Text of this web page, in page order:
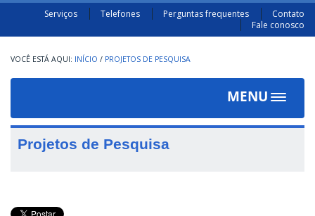
Buscar
Serviços Telefones Perguntas frequentes
Contato
Fale conosco
INÍCIO / PROJETOS DE PESQUISA
MENU
Toggle
Projetos de Pesquisa